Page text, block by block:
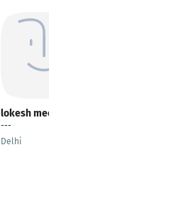
lokesh meena
---
Delhi